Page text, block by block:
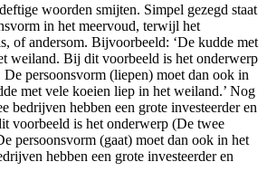
woorden smijten. Simpel gezegd staat
in het meervoud, terwijl het
of andersom. Bijvoorbeeld: ‘De kudde met
weiland. Bij dit voorbeeld is het onderwerp
persoonsvorm (liepen) moet dan ook in
met vele koeien liep in het weiland.’ Nog
bedrijven hebben een grote investeerder en
voorbeeld is het onderwerp (De twee
persoonsvorm (gaat) moet dan ook in het
hebben een grote investeerder en